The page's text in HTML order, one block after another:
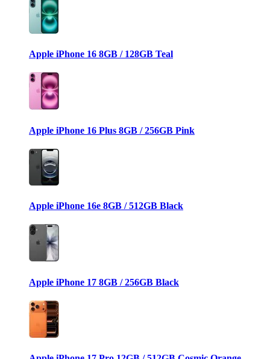
Apple iPhone 16 8GB / 128GB Teal
Apple iPhone 16 Plus 8GB / 256GB Pink
Apple iPhone 16e 8GB / 512GB Black
Apple iPhone 17 8GB / 256GB Black